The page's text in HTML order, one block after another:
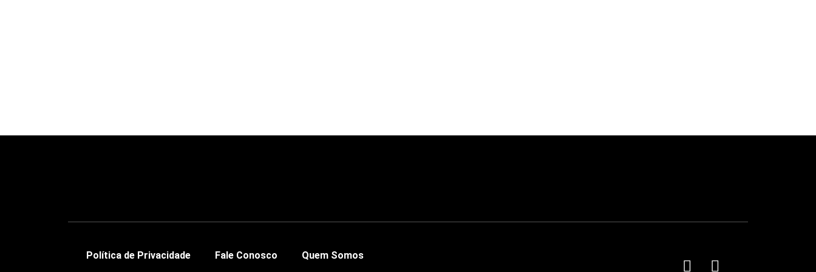
Política de Privacidade Fale Conosco Quem Somos